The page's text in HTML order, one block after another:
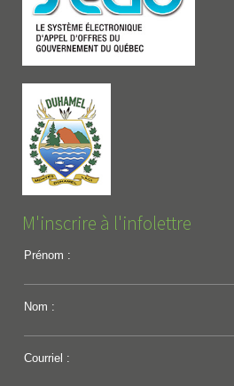
M'inscrire à l'infolettre
Prénom :
Nom :
Courriel :